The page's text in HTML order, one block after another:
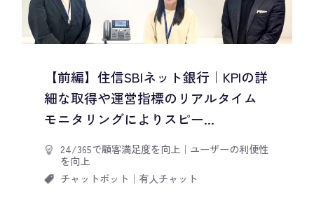
【前編】住信SBIネット銀行｜KPIの詳
細な取得や運営指標のリアルタイム
モニタリングによりスピー...
24/365で顧客満足度を向上 ｜ ユーザーの利便性
を向上
チャットボット ｜ 有人チャット